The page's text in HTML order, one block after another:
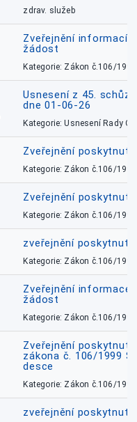
zdrav. služeb
Zveřejnění informací
žádost
Kategorie: Zákon č.106/1999
Usnesení z 45.
dne 01-06-26
Kategorie: Usnesení Rady
Zveřejnění
Kategorie: Zákon č.106/1999
Zveřejnění
Kategorie: Zákon č.106/1999
zveřejnění
Kategorie: Zákon č.106/1999
Zveřejnění informace
žádost
Kategorie: Zákon č.106/1999
Zveřejnění
zákona č. 106/1999
desce
Kategorie: Zákon č.106/1999
zveřejnění